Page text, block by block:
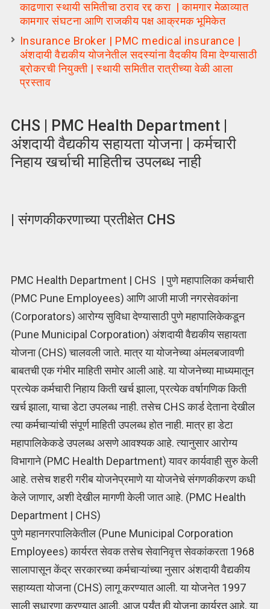
काढणारा स्थायी समितीचा ठराव रद्द करा | कामगार मेळाव्यात
कामगार संघटना आणि राजकीय पक्ष आक्रमक भूमिकेत
Insurance Broker | PMC medical insurance |
अंशदायी वैद्यकीय योजनेतील सदस्यांना वैदकीय विमा देण्यासाठी
ब्रोकरची नियुक्ती | स्थायी समितीत रात्रीच्या वेळी आला
प्रस्ताव
CHS | PMC Health Department |
अंशदायी वैद्यकीय सहायता योजना | कर्मचारी
निहाय खर्चाची माहितीच उपलब्ध नाही
| संगणकीकरणाच्या प्रतीक्षेत CHS
PMC Health Department | CHS | पुणे महापालिका कर्मचारी
(PMC Pune Employees) आणि आजी माजी नगरसेवकांना
(Corporators) आरोग्य सुविधा देण्यासाठी पुणे महापालिकेकडून
(Pune Municipal Corporation) अंशदायी वैद्यकीय सहायता
योजना (CHS) चालवली जाते. मात्र या योजनेच्या अंमलबजावणी
बाबतची एक गंभीर माहिती समोर आली आहे. या योजनेच्या माध्यमातून
प्रत्येक कर्मचारी निहाय किती खर्च झाला, प्रत्येक वर्षागणिक किती
खर्च झाला, याचा डेटा उपलब्ध नाही. तसेच CHS कार्ड देताना देखील
त्या कर्मचाऱ्यांची संपूर्ण माहिती उपलब्ध होत नाही. मात्र हा डेटा
महापालिकेकडे उपलब्ध असणे आवश्यक आहे. त्यानुसार आरोग्य
विभागाने (PMC Health Department) यावर कार्यवाही सुरु केली
आहे. तसेच शहरी गरीब योजनेप्रमाणे या योजनेचे संगणकीकरण कधी
केले जाणार, अशी देखील मागणी केली जात आहे. (PMC Health
Department | CHS)
पुणे महानगरपालिकेतील (Pune Municipal Corporation
Employees) कार्यरत सेवक तसेच सेवानिवृत्त सेवकांकरता 1968
सालापासून केंद्र सरकारच्या कर्मचाऱ्यांच्या नुसार अंशदायी वैद्यकीय
सहाय्यता योजना (CHS) लागू करण्यात आली. या योजनेत 1997
साली सुधारणा करण्यात आली. आज पर्यंत ही योजना कार्यरत आहे. या